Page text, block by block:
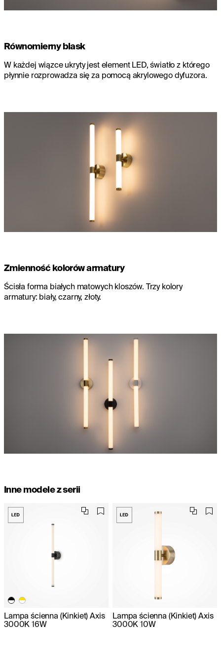
Równomierny blask
W każdej wiązce ukryty jest element LED, światło z którego
płynnie rozprowadza się za pomocą akrylowego dyfuzora.
Zmienność kolorów armatury
Ścisła forma białych matowych kloszów. Trzy kolory
armatury: biały, czarny, złoty.
Inne modele z serii
Lampa ścienna (Kinkiet) Axis
3000K 16W
Lampa ścienna (Kinkiet) Axis
3000K 10W